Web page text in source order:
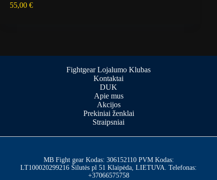
55,00 €
Fightgear Lojalumo Klubas
Kontaktai
DUK
Apie mus
Akcijos
Prekiniai ženklai
Straipsniai
MB Fight gear Kodas: 306152110 PVM Kodas:
LT100020299216 Šilutės pl 51 Klaipėda, LIETUVA. Telefonas:
+37066575758